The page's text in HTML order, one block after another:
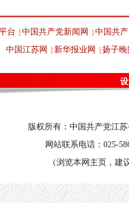
台 中国共产党新闻网
中国共
中国江苏网
新华报业网 扬子晚
版权所有：中国共产党江
网站联系电话：025-
（浏览本网主页，建